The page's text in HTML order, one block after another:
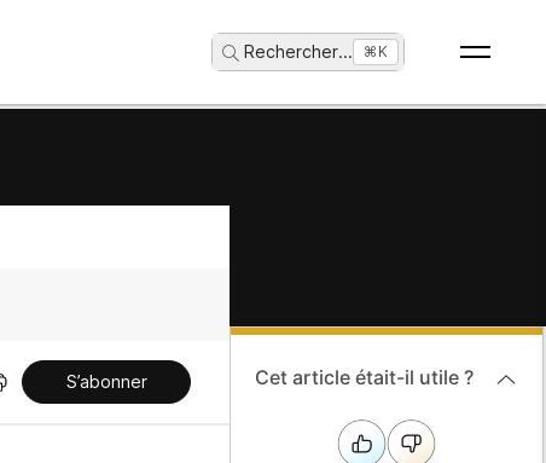
Rechercher... ⌘K
S’abonner Cet article était-il utile ?